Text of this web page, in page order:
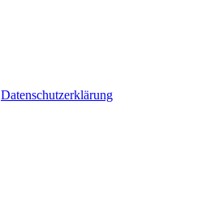
Datenschutzerklärung